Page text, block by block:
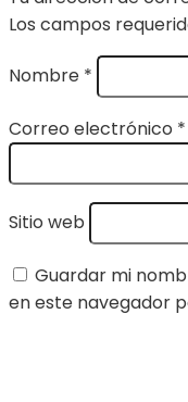
Los campos
Nombre *
Correo electrónico *
Sitio web
Guardar mi
en este navegador